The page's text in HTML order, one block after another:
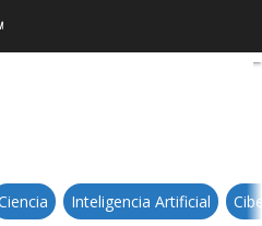
presenta en el CES
Inteligencia Artificial